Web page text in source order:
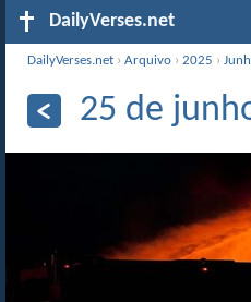
DailyVerses.net
DailyVerses.net ›Arquivo ›2025 ›
25 de